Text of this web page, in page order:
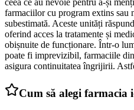
ceea ce au nevoie pentru a-și
farmaciilor cu program extins sau
subestimată. Aceste unități
oferind acces la tratamente și
obișnuite de funcționare. Într-o
poate fi imprevizibil, farmaciile
asigura continuitatea îngrijirii.
Cum să alegi farmacia